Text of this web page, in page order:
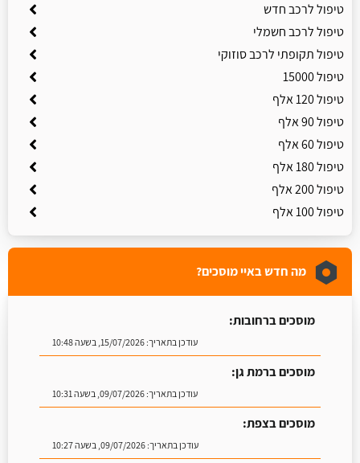
טיפול לרכב חדש
טיפול לרכב חשמלי
טיפול תקופתי לרכב סוזוקי
טיפול 15000
טיפול 120 אלף
טיפול 90 אלף
טיפול 60 אלף
טיפול 180 אלף
טיפול 200 אלף
טיפול 100 אלף
מה חדש באיי מוסכים?
מוסכים ברחובות:
עודכן בתאריך:15/07/2026, בשעה 10:48
מוסכים ברמת גן:
עודכן בתאריך:09/07/2026, בשעה 10:31
מוסכים בצפת:
עודכן בתאריך:09/07/2026, בשעה 10:27